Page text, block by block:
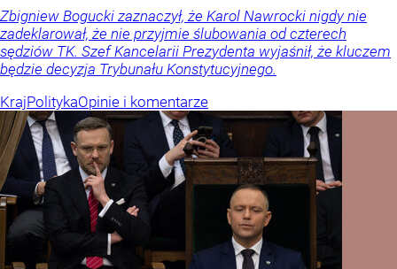
Zbigniew Bogucki zaznaczył, że Karol Nawrocki nigdy nie
zadeklarował, że nie przyjmie ślubowania od czterech
sędziów TK. Szef Kancelarii Prezydenta wyjaśnił, że kluczem
będzie decyzja Trybunału Konstytucyjnego.
KrajPolitykaOpinie i komentarze